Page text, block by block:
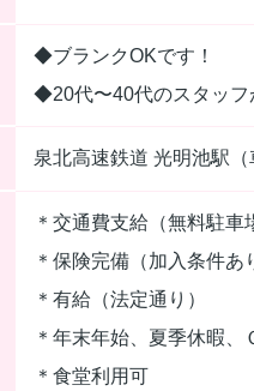
◆ブランクOKです！
◆20代〜40代のスタッフ
泉北高速鉄道 光明池駅（
＊交通費支給（無料駐車
＊保険完備（加入条件あ
＊有給（法定通り）
＊年末年始、夏季休暇
＊食堂利用可